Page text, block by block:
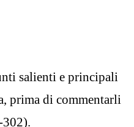
salienti e principali
prima di commentarli
302).